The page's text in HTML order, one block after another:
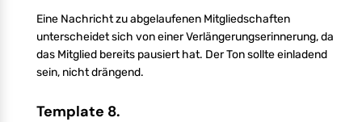
Eine Nachricht zu abgelaufenen Mitgliedschaften
unterscheidet sich von einer Verlängerungserinnerung, da
das Mitglied bereits pausiert hat. Der Ton sollte einladend
sein, nicht drängend.
Template 8.